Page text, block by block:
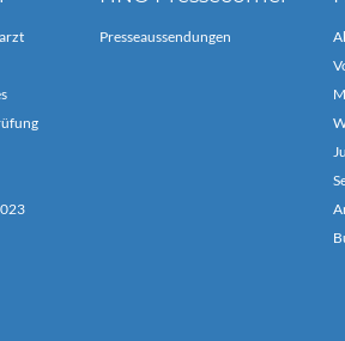
Presseaussendungen